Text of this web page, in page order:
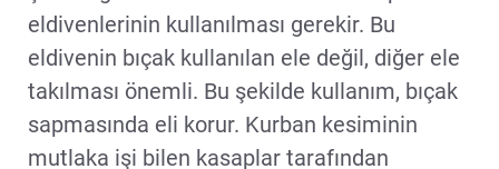
eldivenlerinin kullanılması gerekir. Bu
eldivenin bıçak kullanılan ele değil, diğer ele
takılması önemli. Bu şekilde kullanım, bıçak
sapmasında eli korur. Kurban kesiminin
mutlaka işi bilen kasaplar tarafından